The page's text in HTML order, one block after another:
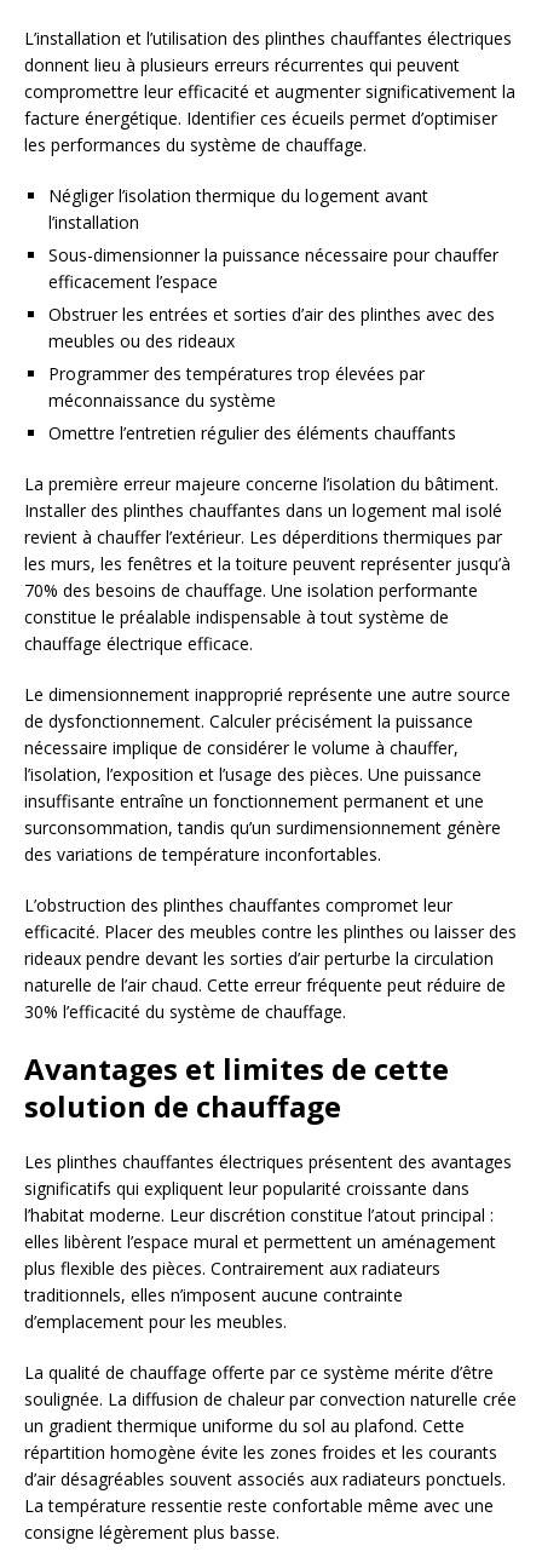
L’installation et l’utilisation des plinthes chauffantes électriques
donnent lieu à plusieurs erreurs récurrentes qui peuvent
compromettre leur efficacité et augmenter significativement la
facture énergétique. Identifier ces écueils permet d’optimiser
les performances du système de chauffage.
Négliger l’isolation thermique du logement avant
l’installation
Sous-dimensionner la puissance nécessaire pour chauffer
efficacement l’espace
Obstruer les entrées et sorties d’air des plinthes avec des
meubles ou des rideaux
Programmer des températures trop élevées par
méconnaissance du système
Omettre l’entretien régulier des éléments chauffants
La première erreur majeure concerne l’isolation du bâtiment.
Installer des plinthes chauffantes dans un logement mal isolé
revient à chauffer l’extérieur. Les déperditions thermiques par
les murs, les fenêtres et la toiture peuvent représenter jusqu’à
70% des besoins de chauffage. Une isolation performante
constitue le préalable indispensable à tout système de
chauffage électrique efficace.
Le dimensionnement inapproprié représente une autre source
de dysfonctionnement. Calculer précisément la puissance
nécessaire implique de considérer le volume à chauffer,
l’isolation, l’exposition et l’usage des pièces. Une puissance
insuffisante entraîne un fonctionnement permanent et une
surconsommation, tandis qu’un surdimensionnement génère
des variations de température inconfortables.
L’obstruction des plinthes chauffantes compromet leur
efficacité. Placer des meubles contre les plinthes ou laisser des
rideaux pendre devant les sorties d’air perturbe la circulation
naturelle de l’air chaud. Cette erreur fréquente peut réduire de
30% l’efficacité du système de chauffage.
Avantages et limites de cette
solution de chauffage
Les plinthes chauffantes électriques présentent des avantages
significatifs qui expliquent leur popularité croissante dans
l’habitat moderne. Leur discrétion constitue l’atout principal :
elles libèrent l’espace mural et permettent un aménagement
plus flexible des pièces. Contrairement aux radiateurs
traditionnels, elles n’imposent aucune contrainte
d’emplacement pour les meubles.
La qualité de chauffage offerte par ce système mérite d’être
soulignée. La diffusion de chaleur par convection naturelle crée
un gradient thermique uniforme du sol au plafond. Cette
répartition homogène évite les zones froides et les courants
d’air désagréables souvent associés aux radiateurs ponctuels.
La température ressentie reste confortable même avec une
consigne légèrement plus basse.